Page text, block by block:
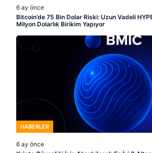
6 ay önce
Bitcoin’de 75 Bin Dolar Riski: Uzun Vadeli
Milyon Dolarlık Birikim Yapıyor
HABERLER
6 ay önce